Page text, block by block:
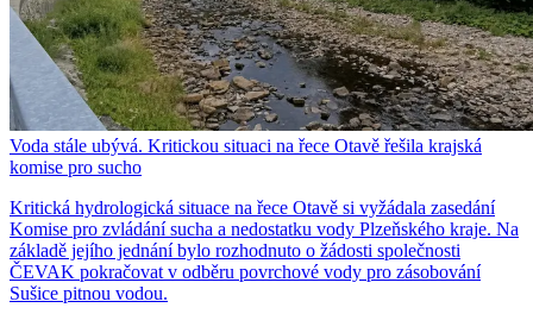
Voda stále ubývá. Kritickou situaci na řece Otavě řešila krajská
komise pro sucho
Kritická hydrologická situace na řece Otavě si vyžádala zasedání
Komise pro zvládání sucha a nedostatku vody Plzeňského kraje. Na
základě jejího jednání bylo rozhodnuto o žádosti společnosti
ČEVAK pokračovat v odběru povrchové vody pro zásobování
Sušice pitnou vodou.